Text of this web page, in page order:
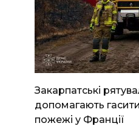
Закарпатські
допомагають
пожежі у Франції